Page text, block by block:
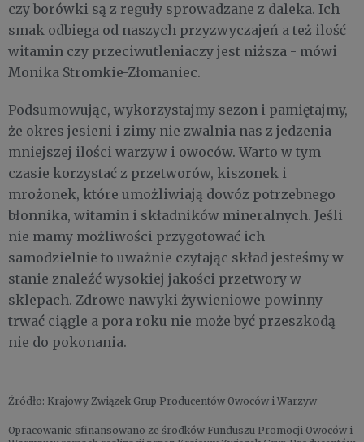
czy borówki są z reguły sprowadzane z daleka. Ich
smak odbiega od naszych przyzwyczajeń a też ilość
witamin czy przeciwutleniaczy jest niższa - mówi
Monika Stromkie-Złomaniec.
Podsumowując, wykorzystajmy sezon i pamiętajmy,
że okres jesieni i zimy nie zwalnia nas z jedzenia
mniejszej ilości warzyw i owoców. Warto w tym
czasie korzystać z przetworów, kiszonek i
mrożonek, które umożliwiają dowóz potrzebnego
błonnika, witamin i składników mineralnych. Jeśli
nie mamy możliwości przygotować ich
samodzielnie to uważnie czytając skład jesteśmy w
stanie znaleźć wysokiej jakości przetwory w
sklepach. Zdrowe nawyki żywieniowe powinny
trwać ciągle a pora roku nie może być przeszkodą
nie do pokonania.
Źródło: Krajowy Związek Grup Producentów Owoców i Warzyw
Opracowanie sfinansowano ze środków Funduszu Promocji Owoców i